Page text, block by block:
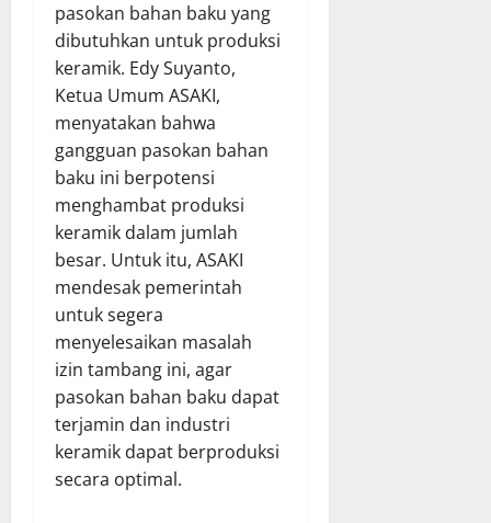
pasokan bahan baku yang
dibutuhkan untuk produksi
keramik. Edy Suyanto,
Ketua Umum ASAKI,
menyatakan bahwa
gangguan pasokan bahan
baku ini berpotensi
menghambat produksi
keramik dalam jumlah
besar. Untuk itu, ASAKI
mendesak pemerintah
untuk segera
menyelesaikan masalah
izin tambang ini, agar
pasokan bahan baku dapat
terjamin dan industri
keramik dapat berproduksi
secara optimal.